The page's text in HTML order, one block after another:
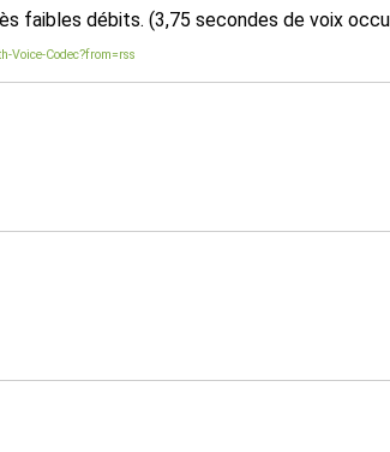
faibles débits. (3,75 secondes de voix
Voice-Codec?from=rss